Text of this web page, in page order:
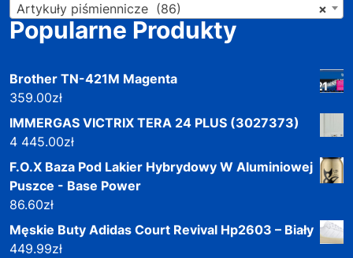
×
Artykuły piśmiennicze (86)
Popularne Produkty
Brother TN-421M Magenta
359.00zł
IMMERGAS VICTRIX TERA 24 PLUS (3027373)
4 445.00zł
F.O.X Baza Pod Lakier Hybrydowy W Aluminiowej
Puszce - Base Power
86.60zł
Męskie Buty Adidas Court Revival Hp2603 – Biały
449.99zł